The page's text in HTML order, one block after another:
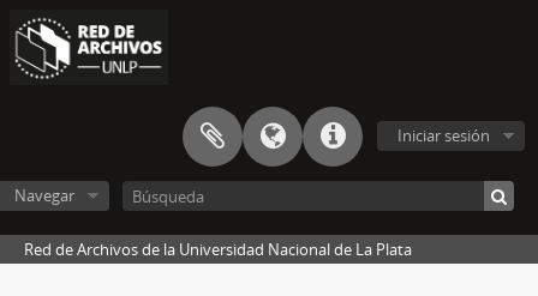
Iniciar sesión
Navegar
Red de Archivos de la Universidad Nacional de La Plata